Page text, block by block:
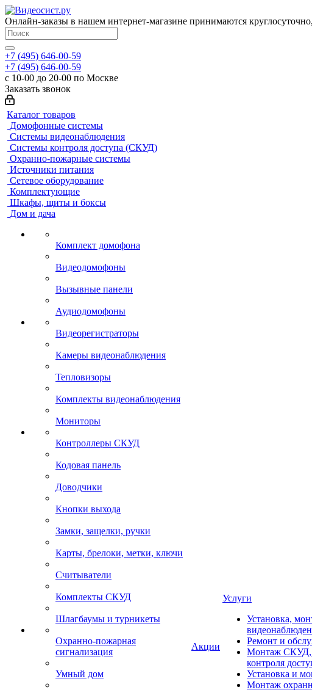
Онлайн-заказы в нашем интернет-магазине принимаются
+7 (495) 646-00-59
+7 (495) 646-00-59
с 10-00 до 20-00 по Москве
Заказать звонок
Каталог товаров
Домофонные системы
Системы видеонаблюдения
Системы контроля доступа (СКУД)
Охранно-пожарные системы
Источники питания
Сетевое оборудование
Комплектующие
Шкафы, щиты и боксы
Дом и дача
Комплект домофона
Видеодомофоны
Вызывные панели
Аудиодомофоны
Видеорегистраторы
Камеры видеонаблюдения
Тепловизоры
Комплекты видеонаблюдения
Мониторы
Контроллеры СКУД
Кодовая панель
Доводчики
Кнопки выхода
Замки, защелки, ручки
Карты, брелоки, метки, ключи
Считыватели
Комплекты СКУД
Шлагбаумы и турникеты
Охранно-пожарная
сигнализация
Умный дом
Акции
Услуги
Установка,
Ремонт и
Монтаж СКУД,
контроля
Установка и
Монтаж